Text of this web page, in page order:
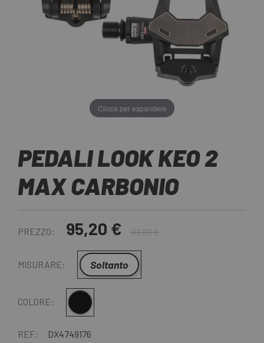
Clicca per espandere
PEDALI LOOK KEO 2
MAX CARBONIO
PREZZO: 95,20 € 112,00 €
MISURARE: Soltanto
COLORE: Nero
REF: DX4749176